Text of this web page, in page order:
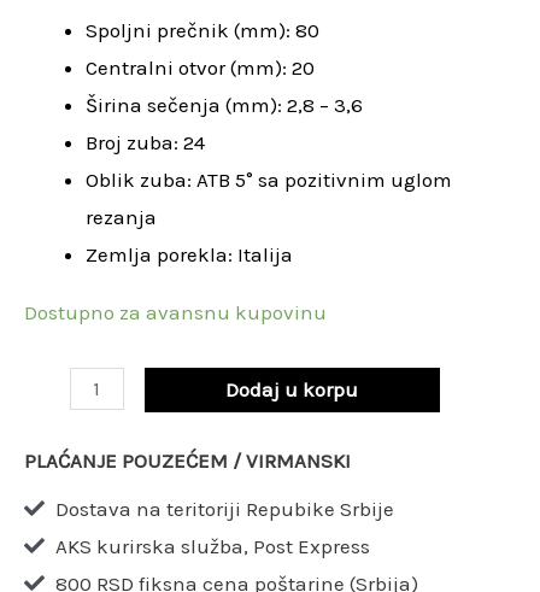
Spoljni prečnik (mm): 80
Centralni otvor (mm): 20
Širina sečenja (mm): 2,8 – 3,6
Broj zuba: 24
Oblik zuba: ATB 5° sa pozitivnim uglom
rezanja
Zemlja porekla: Italija
Dostupno za avansnu kupovinu
Dodaj u korpu
PLAĆANJE POUZEĆEM / VIRMANSKI
Dostava na teritoriji Repubike Srbije
AKS kurirska služba, Post Express
800 RSD fiksna cena poštarine (Srbija)